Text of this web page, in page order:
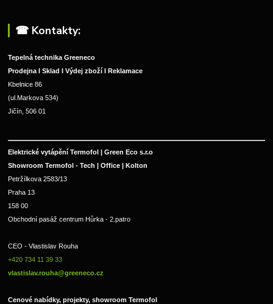
☎︎ Kontakty:
Tepelná technika Greeneco
Prodejna I Sklad I Výdej zboží I Reklamace
Kbelnice 86
(ul.Markova 534)
Jičín, 506 01
Elektrické vytápění Termofol | Green Eco s.r.o
Showroom Termofol - Tech | Office | Kolton
Petržílkova 2583/13
Praha 13
158 00
Obchodní pasáž centrum Hůrka - 2.patro
CEO - Vlastislav Rouha
+420 734 11 39 33
vlastislav.rouha@greeneco.cz
Cenové nabídky, projekty, showroom Termofol